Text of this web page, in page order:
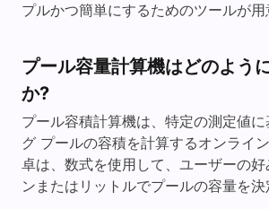
プルかつ簡単にするためのツールが用
プール容量計算機はどのよう
か?
プール容積計算機は、特定の測定値
グ プールの容積を計算するオンライ
卓は、数式を使用して、ユーザーの
ンまたはリットルでプールの容量を決